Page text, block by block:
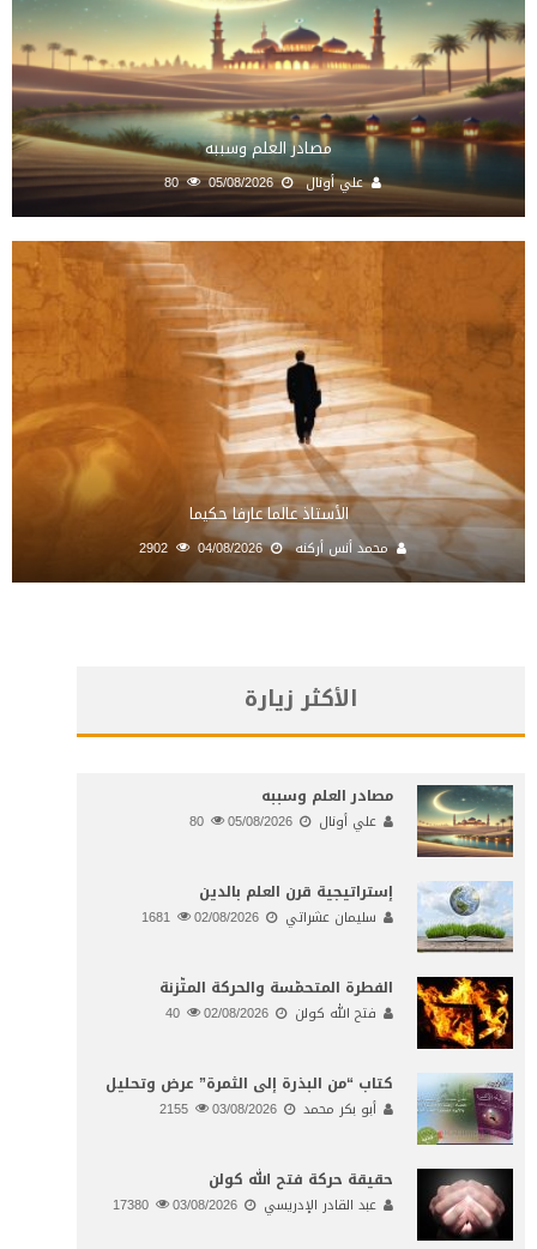
مصادر العلم وسببه
علي أونال 05/08/2026
80
الأستاذ عالما عارفا حكيما
محمد أنس أركنه 04/08/2026
الأكثر زيارة
مصادر العلم وسببه
علي أونال 05/08/2026
إستراتيجية قرن العلم بالدين
سليمان عشراتي 02/08/2026
الفطرة المتحمّسة والحركة المتّزنة
فتح الله كولن 02/08/2026
كتاب “من البذرة إلى الثمرة” عرض وتحليل
أبو بكر محمد 03/08/2026
حقيقة حركة فتح الله كولن
عبد القادر الإدريسي 03/08/2026